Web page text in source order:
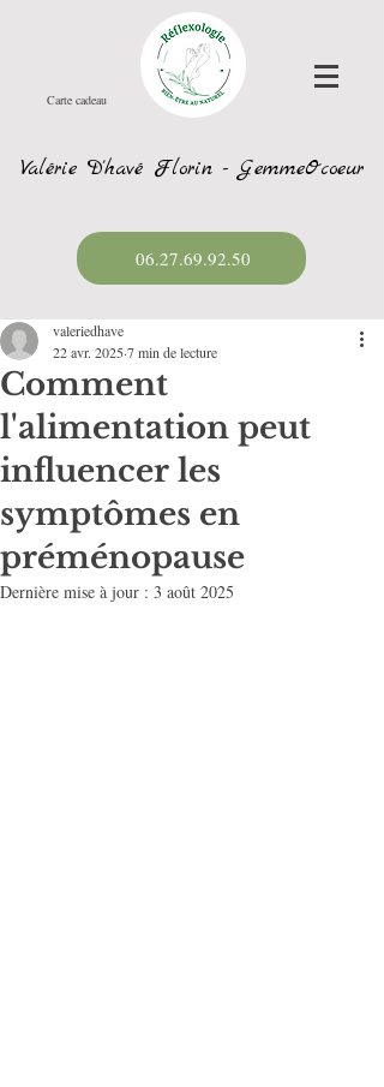
Carte cadeau
Valérie D'havé Florin - GemmeOcoeur
06.27.69.92.50
Comment
l'alimentation peut
influencer les
symptômes en
préménopause
valeriedhave
22 avr. 20257 min de lecture
Dernière mise à jour : 3 août 2025